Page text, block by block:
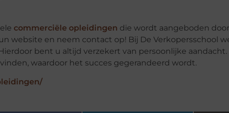
commerciële opleidingen die wordt aangeboden
website en neem contact op! Bij De Verkopersschool
bent u altijd verzekert van persoonlijke
waardoor het succes gegerandeerd wordt.